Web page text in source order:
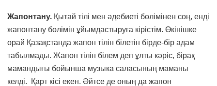
Жапонтану. Қытай тілі мен әдебиеті бөлімінен соң, енді
жапонтану бөлімін ұйымдастыруға кірістім. Өкінішке
орай Қазақстанда жапон тілін білетін бірде-бір адам
табылмады. Жапон тілін білем деп ұлты кәріс, бірақ
мамандығы бойынша музыка саласының маманы
келді. Қарт кісі екен. Әйтсе де оның да жапон